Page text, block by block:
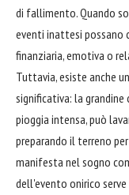
di fallimento. Quando
eventi inattesi possano
finanziaria, emotiva o
Tuttavia, esiste anche
significativa: la grandine
pioggia intensa, può
preparando il terreno
manifesta nel sogno
dell'evento onirico